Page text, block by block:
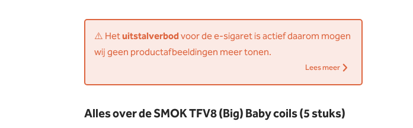
⚠️ Hetuitstalverbodvoor de e-sigaret is actief daarom mogen
wij geen productafbeeldingen meer tonen.
Lees meer
Alles over de SMOK TFV8 (Big) Baby coils (5 stuks)